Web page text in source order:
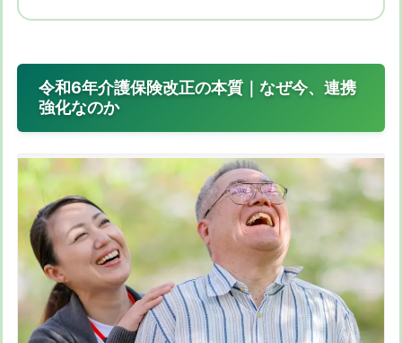
令和6年介護保険改正の本質｜なぜ今、連携
強化なのか